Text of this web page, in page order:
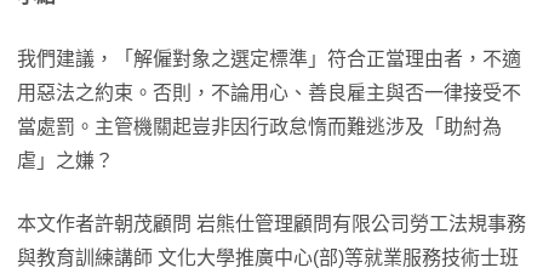
我們建議，「解僱對象之選定標準」符合正當理由者，不適
用惡法之約束。否則，不論用心、善良雇主與否一律接受不
當處罰。主管機關起豈非因行政怠惰而難逃涉及「助紂為
虐」之嫌？
本文作者許朝茂顧問 岩熊仕管理顧問有限公司勞工法規事務
與教育訓練講師 文化大學推廣中心(部)等就業服務技術士班